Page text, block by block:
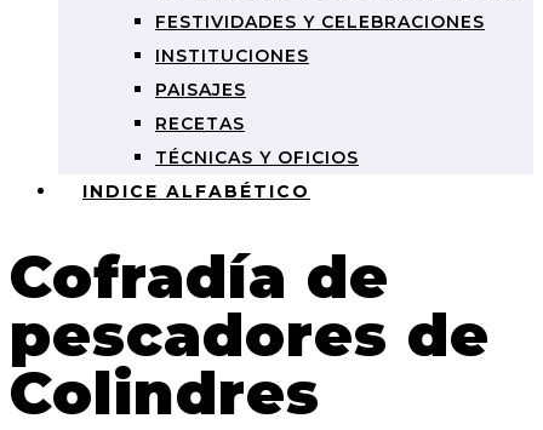
FESTIVIDADES Y CELEBRACIONES
INSTITUCIONES
PAISAJES
RECETAS
TÉCNICAS Y OFICIOS
INDICE ALFABÉTICO
Cofradía de
pescadores de
Colindres